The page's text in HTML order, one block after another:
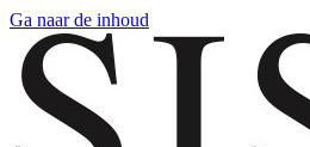
Ga naar de inhoud